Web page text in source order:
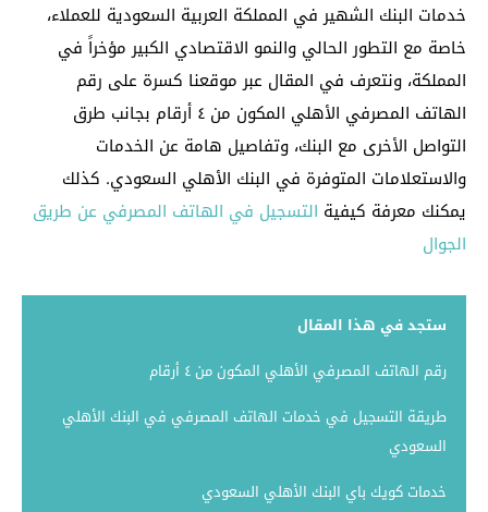
خدمات البنك الشهير في المملكة العربية السعودية للعملاء،
خاصة مع التطور الحالي والنمو الاقتصادي الكبير مؤخراً في
المملكة، ونتعرف في المقال عبر موقعنا كسرة على رقم
الهاتف المصرفي الأهلي المكون من ٤ أرقام بجانب طرق
التواصل الأخرى مع البنك، وتفاصيل هامة عن الخدمات
والاستعلامات المتوفرة في البنك الأهلي السعودي. كذلك
يمكنك معرفة كيفية التسجيل في الهاتف المصرفي عن طريق
الجوال
ستجد في هذا المقال
رقم الهاتف المصرفي الأهلي المكون من ٤ أرقام
طريقة التسجيل في خدمات الهاتف المصرفي في البنك الأهلي
السعودي
خدمات كويك باي البنك الأهلي السعودي